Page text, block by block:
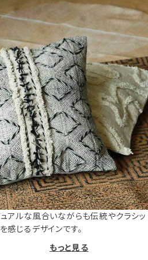
アルな風合いながらも伝統やクラシッ
感じるデザインです。
もっと見る